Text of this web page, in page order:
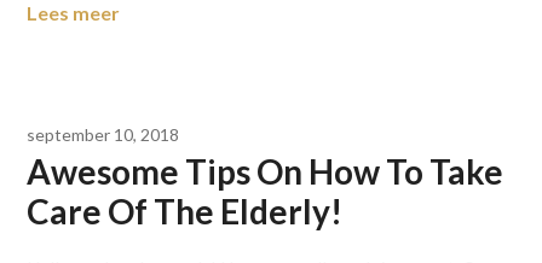
Lees meer
september 10, 2018
Awesome Tips On How To Take
Care Of The Elderly!